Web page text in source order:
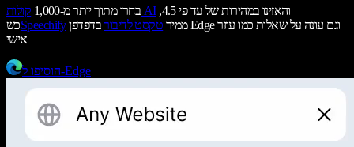
בחרו מתוך יותר מ-1,000 קולות AIוהאזינו במהירות של עד פי 4.5,
כשSpeechify ממיר טקסט לדיבורבדפדפן Edge וגם עונה על שאלות כמו עוזר
אישי
הוסיפו ל-Edge